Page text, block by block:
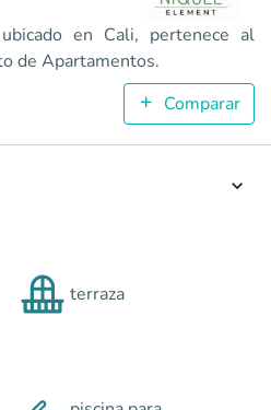
del Lili
en Cali, pertenece al
de Apartamentos.
Comparar
terraza